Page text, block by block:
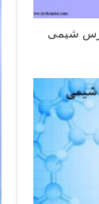
درس شیمی